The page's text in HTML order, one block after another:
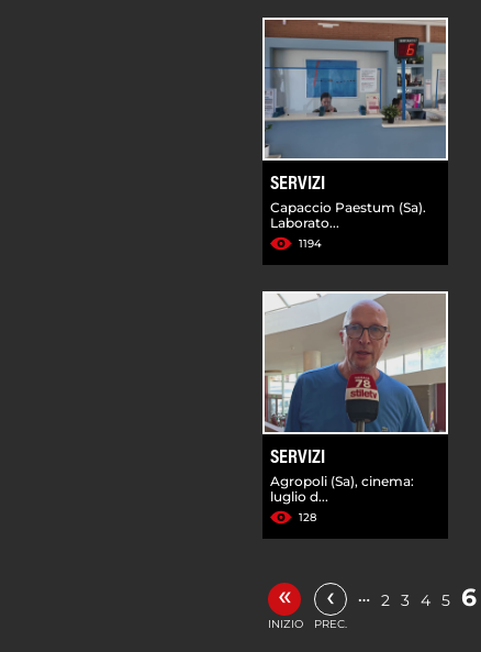
SERVIZI
Capaccio Paestum (Sa).
Laborato...
1194
SERVIZI
Agropoli (Sa), cinema:
luglio d...
128
«
INIZIO
‹
PREC.
… 2 3 4 5 6